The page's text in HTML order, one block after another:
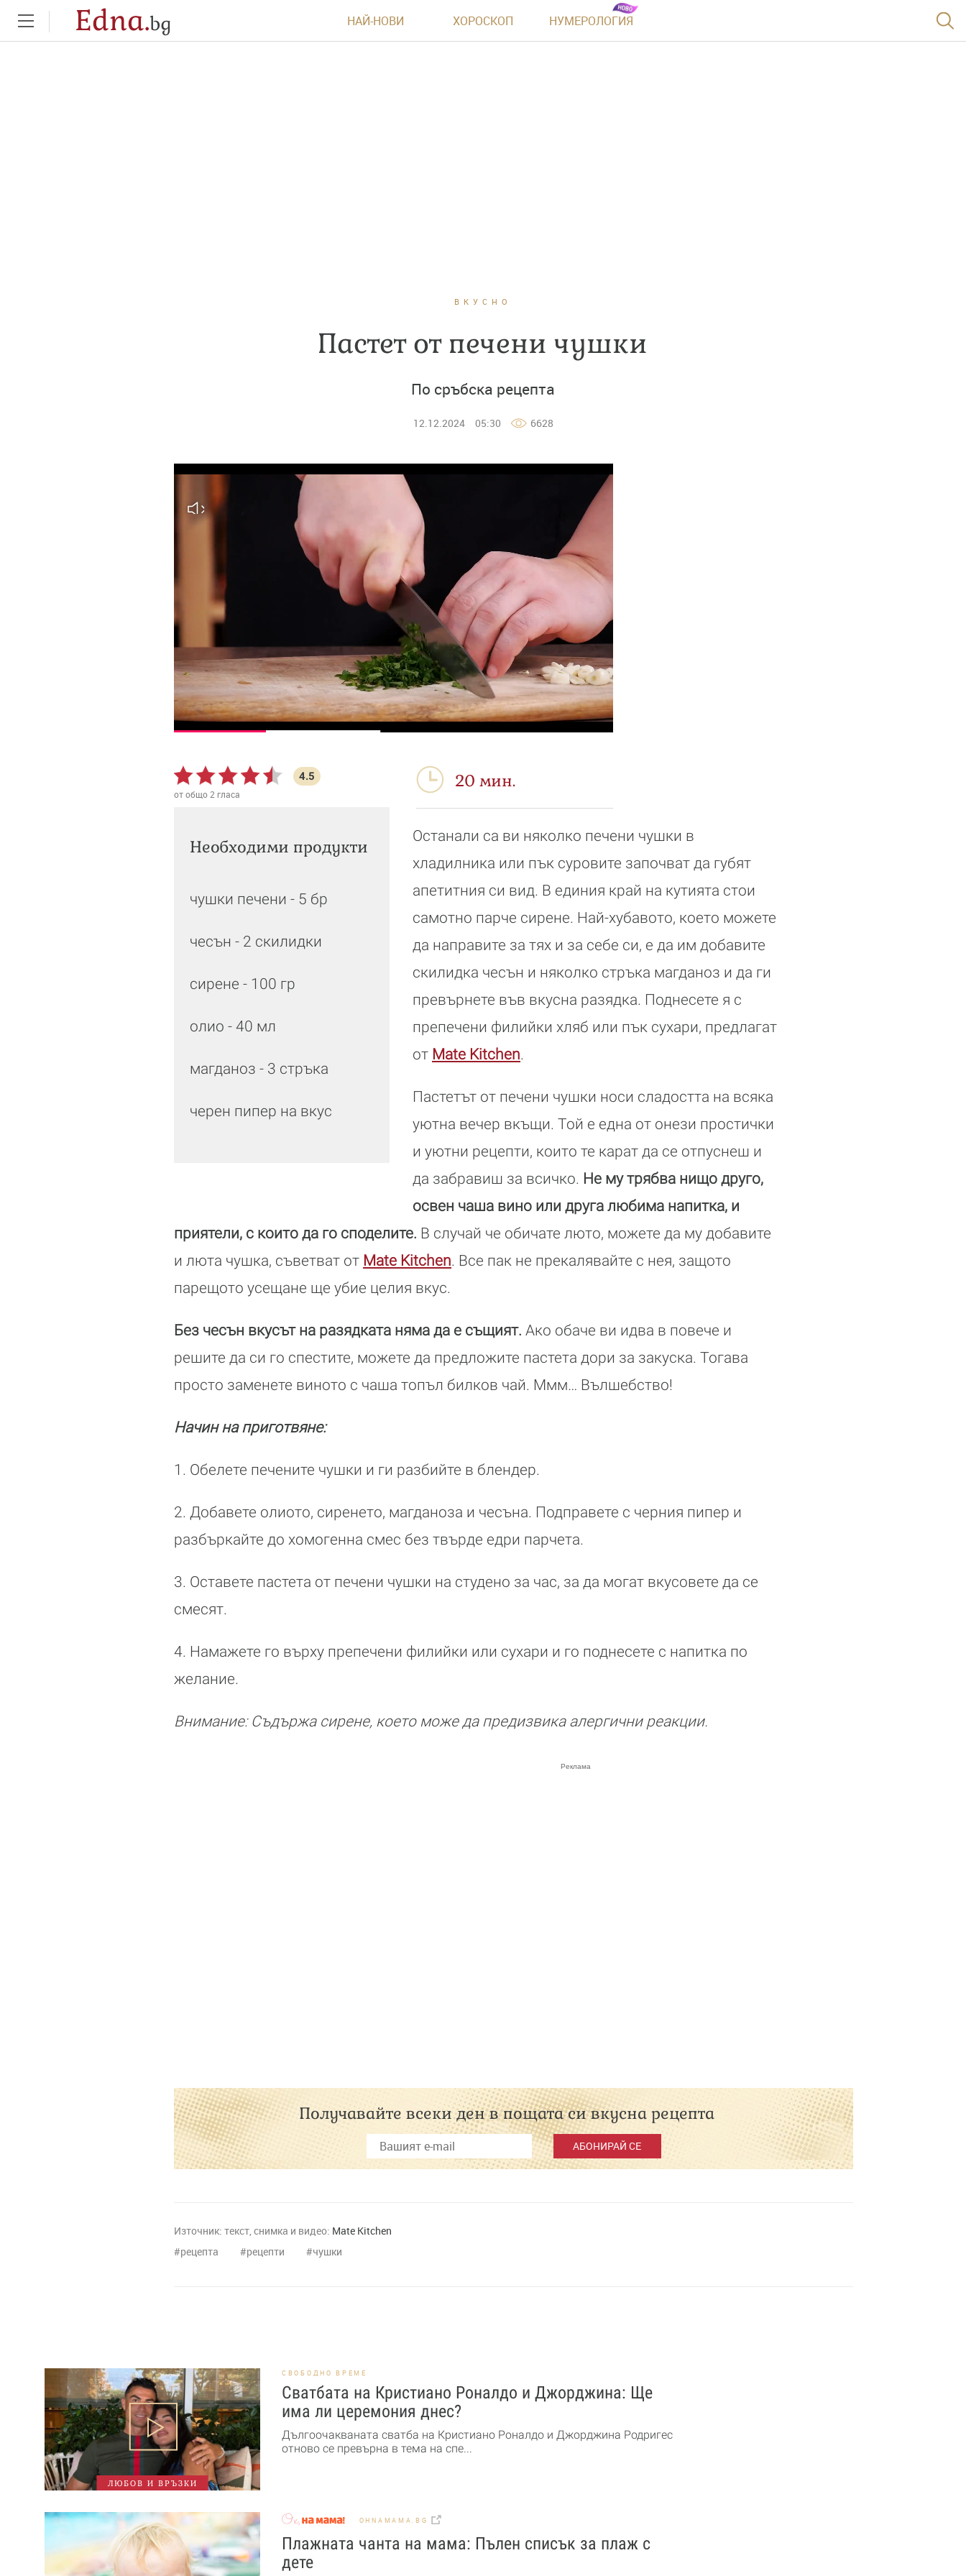
Edna.bg НАЙ-НОВИ ХОРОСКОП НУМЕРОЛОГИЯ
ВКУСНО
Пастет от печени чушки
По сръбска рецепта
12.12.2024 05:30 6628
4.5
от общо 2 гласа
20 мин.
Необходими продукти
чушки печени - 5 бр
чесън - 2 скилидки
сирене - 100 гр
олио - 40 мл
магданоз - 3 стръка
черен пипер на вкус
Останали са ви няколко печени чушки в
хладилника или пък суровите започват да губят
апетитния си вид. В единия край на кутията стои
самотно парче сирене. Най-хубавото, което можете
да направите за тях и за себе си, е да им добавите
скилидка чесън и няколко стръка магданоз и да ги
превърнете във вкусна разядка. Поднесете я с
препечени филийки хляб или пък сухари, предлагат
от Mate Kitchen.
Пастетът от печени чушки носи сладостта на всяка
уютна вечер вкъщи. Той е една от онези простички
и уютни рецепти, които те карат да се отпуснеш и
да забравиш за всичко. Не му трябва нищо друго,
освен чаша вино или друга любима напитка, и
приятели, с които да го споделите. В случай че обичате люто, можете да му добавите
и люта чушка, съветват от Mate Kitchen. Все пак не прекалявайте с нея, защото
парещото усещане ще убие целия вкус.
Без чесън вкусът на разядката няма да е същият. Ако обаче ви идва в повече и
решите да си го спестите, можете да предложите пастета дори за закуска. Тогава
просто заменете виното с чаша топъл билков чай. Ммм… Вълшебство!
Начин на приготвяне:
1. Обелете печените чушки и ги разбийте в блендер.
2. Добавете олиото, сиренето, магданоза и чесъна. Подправете с черния пипер и
разбъркайте до хомогенна смес без твърде едри парчета.
3. Оставете пастета от печени чушки на студено за час, за да могат вкусовете да се
смесят.
4. Намажете го върху препечени филийки или сухари и го поднесете с напитка по
желание.
Внимание: Съдържа сирене, което може да предизвика алергични реакции.
Получавайте всеки ден в пощата си вкусна рецепта
АБОНИРАЙ СЕ
Източник: текст, снимка и видео: Mate Kitchen
рецепта
рецепти чушки
ЛЮБОВ И ВРЪЗКИ
СВОБОДНО ВРЕМЕ
Сватбата на Кристиано Роналдо и Джорджина: Ще
има ли церемония днес?
Дългоочакваната сватба на Кристиано Роналдо и Джорджина Родригес
отново се превърна в тема на спе...
OHNAMAMA.BG
Плажната чанта на мама: Пълен списък за плаж с
дете